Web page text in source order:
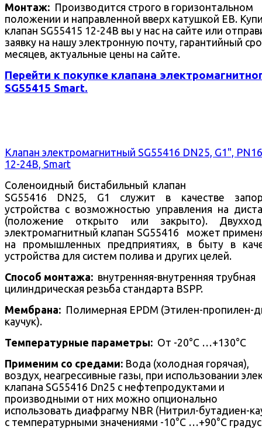
Монтаж: Производится строго в горизонтальном
положении и направленной вверх катушкой EB.
клапан SG55415 12-24В вы у нас на сайте или
заявку на нашу электронную почту, гарантийный
месяцев, актуальные цены на сайте.
Перейти к покупке клапана
SG55415 Smart.
Клапан электромагнитный SG55416 DN25, G1",
12-24В, Smart
Соленоидный бистабильный клапан
SG55416 DN25, G1 служит в качестве
устройства с возможностью управления на
(положение открыто или закрыто).
электромагнитный клапан SG55416 может
на промышленных предприятиях, в быту в
устройства для систем полива и других целей.
Способ монтажа: внутренняя-внутренняя трубная
цилиндрическая резьба стандарта BSPP.
Mембрана: Полимерная EPDM (Этилен-пропилен-
каучук).
Температурные параметры: От -20°С …+130°С
Применим со средами: Вода (холодная горячая),
воздух, неагрессивные газы, при использовании
клапана SG55416 Dn25 с нефтепродуктами и
производными от них можно опционально
использовать диафрагму NBR (Нитрил-бутадиен-
с температурными значениями -10°С …+90°С